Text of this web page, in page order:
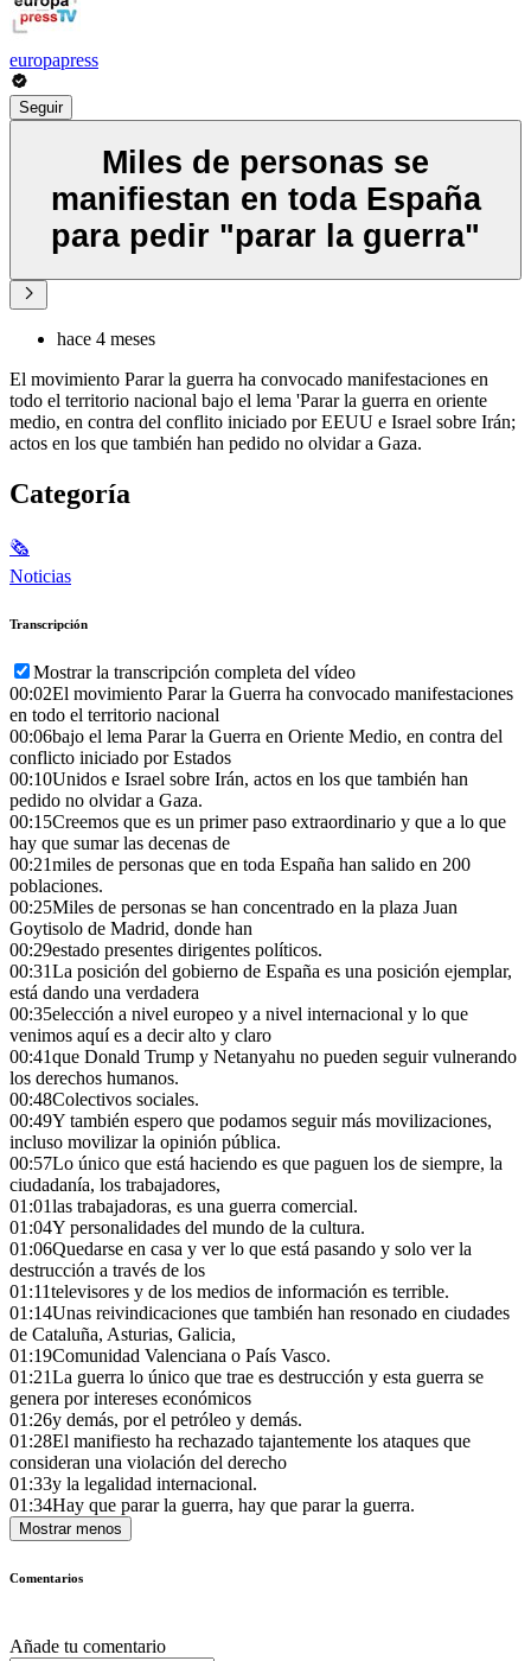
europapress
Seguir
Miles de personas se
manifiestan en toda España
para pedir "parar la guerra"
hace 4 meses
El movimiento Parar la guerra ha convocado manifestaciones en
todo el territorio nacional bajo el lema 'Parar la guerra en oriente
medio, en contra del conflito iniciado por EEUU e Israel sobre Irán;
actos en los que también han pedido no olvidar a Gaza.
Categoría
🗞
Noticias
Transcripción
Mostrar la transcripción completa del vídeo
00:02El movimiento Parar la Guerra ha convocado manifestaciones
en todo el territorio nacional
00:06bajo el lema Parar la Guerra en Oriente Medio, en contra del
conflicto iniciado por Estados
00:10Unidos e Israel sobre Irán, actos en los que también han
pedido no olvidar a Gaza.
00:15Creemos que es un primer paso extraordinario y que a lo que
hay que sumar las decenas de
00:21miles de personas que en toda España han salido en 200
poblaciones.
00:25Miles de personas se han concentrado en la plaza Juan
Goytisolo de Madrid, donde han
00:29estado presentes dirigentes políticos.
00:31La posición del gobierno de España es una posición ejemplar,
está dando una verdadera
00:35elección a nivel europeo y a nivel internacional y lo que
venimos aquí es a decir alto y claro
00:41que Donald Trump y Netanyahu no pueden seguir vulnerando
los derechos humanos.
00:48Colectivos sociales.
00:49Y también espero que podamos seguir más movilizaciones,
incluso movilizar la opinión pública.
00:57Lo único que está haciendo es que paguen los de siempre, la
ciudadanía, los trabajadores,
01:01las trabajadoras, es una guerra comercial.
01:04Y personalidades del mundo de la cultura.
01:06Quedarse en casa y ver lo que está pasando y solo ver la
destrucción a través de los
01:11televisores y de los medios de información es terrible.
01:14Unas reivindicaciones que también han resonado en ciudades
de Cataluña, Asturias, Galicia,
01:19Comunidad Valenciana o País Vasco.
01:21La guerra lo único que trae es destrucción y esta guerra se
genera por intereses económicos
01:26y demás, por el petróleo y demás.
01:28El manifiesto ha rechazado tajantemente los ataques que
consideran una violación del derecho
01:33y la legalidad internacional.
01:34Hay que parar la guerra, hay que parar la guerra.
Mostrar menos
Comentarios
Añade tu comentario